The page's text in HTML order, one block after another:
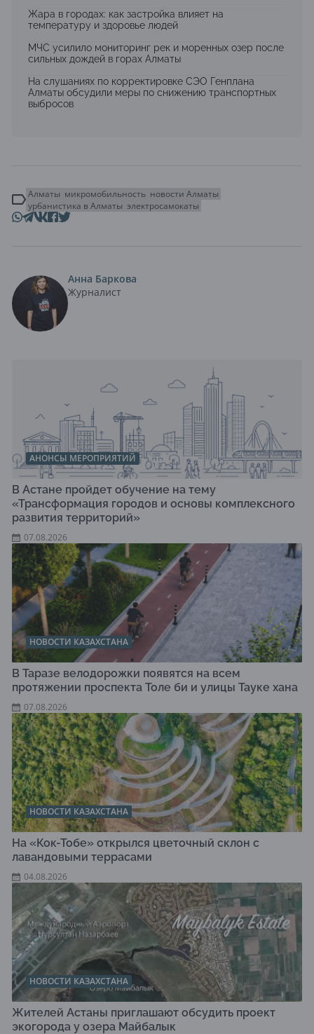
Жара в городах: как застройка влияет на
температуру и здоровье людей
МЧС усилило мониторинг рек и моренных озер после
сильных дождей в горах Алматы
На слушаниях по корректировке СЭО Генплана
Алматы обсудили меры по снижению транспортных
выбросов
Алматы микромобильность новости Алматы
урбанистика в Алматы электросамокаты
Анна Баркова
Журналист
АНОНСЫ МЕРОПРИЯТИЙ
В Астане пройдет обучение на тему
«Трансформация городов и основы комплексного
развития территорий»
07.08.2026
НОВОСТИ КАЗАХСТАНА
В Таразе велодорожки появятся на всем
протяжении проспекта Толе би и улицы Тауке хана
07.08.2026
НОВОСТИ КАЗАХСТАНА
На «Кок-Тобе» открылся цветочный склон с
лавандовыми террасами
04.08.2026
НОВОСТИ КАЗАХСТАНА
Жителей Астаны приглашают обсудить проект
экогорода у озера Майбалык